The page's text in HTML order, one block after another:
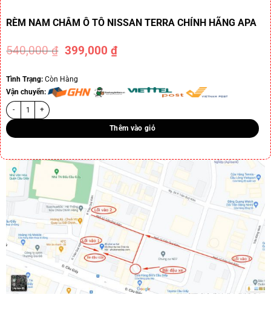
RÈM NAM CHÂM Ô TÔ NISSAN TERRA CHÍNH HÃNG APA
540,000₫ 399,000₫
Tình Trạng:Còn Hàng
Vận chuyển:
Thêm vào giỏ